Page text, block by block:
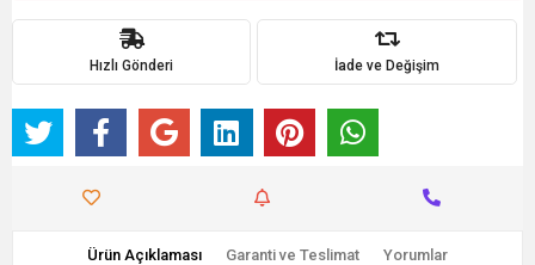
Hızlı Gönderi İade ve Değişim
Ürün Açıklaması Garanti ve Teslimat Yorumlar